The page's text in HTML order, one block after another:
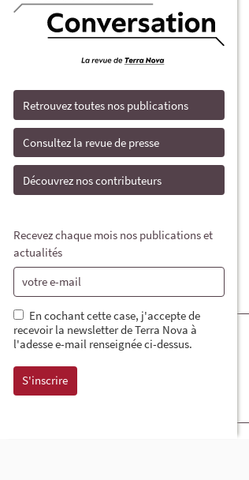
Retrouvez toutes nos publications
Consultez la revue de presse
Découvrez nos contributeurs
Recevez chaque mois nos publications et
actualités
En cochant cette case, j'accepte de
recevoir la newsletter de Terra Nova à
l'adesse e-mail renseignée ci-dessus.